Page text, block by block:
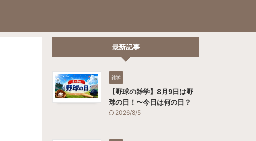
最新記事
雑学
【野球の雑学】8月9日は野
球の日！〜今日は何の日？
2026/8/5